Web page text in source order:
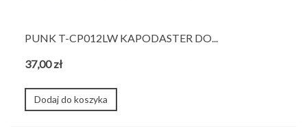
PUNK T-CP012LW KAPODASTER DO...
37,00 zł
Dodaj do koszyka